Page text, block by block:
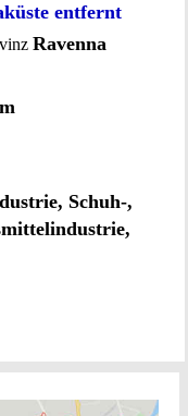
entfernt
Ravenna
Schuh-,